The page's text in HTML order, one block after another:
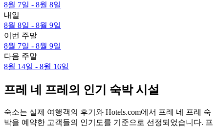
8월 7일 - 8월 8일
내일
8월 8일 - 8월 9일
이번 주말
8월 7일 - 8월 9일
다음 주말
8월 14일 - 8월 16일
프레 네 프레의 인기 숙박 시설
숙소는 실제 여행객의 후기와 Hotels.com에서 프레 네 프레 숙
박을 예약한 고객들의 인기도를 기준으로 선정되었습니다. 프